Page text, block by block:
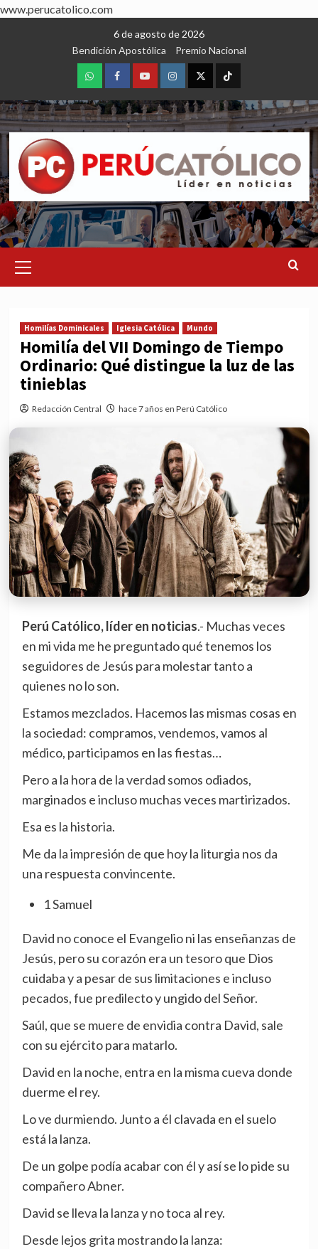
www.perucatolico.com
6 de agosto de 2026
Bendición Apostólica
Premio Nacional
WhatsAppFacebookYoutubeInstagram
X TikTok
Menu
Homilías Dominicales Iglesia Católica Mundo
Homilía del VII Domingo de Tiempo
Ordinario: Qué distingue la luz de las
tinieblas
Redacción Central hace 7 años en Perú Católico
Perú Católico, líder en noticias.- Muchas veces
en mi vida me he preguntado qué tenemos los
seguidores de Jesús para molestar tanto a
quienes no lo son.
Estamos mezclados. Hacemos las mismas cosas en
la sociedad: compramos, vendemos, vamos al
médico, participamos en las fiestas…
Pero a la hora de la verdad somos odiados,
marginados e incluso muchas veces martirizados.
Esa es la historia.
Me da la impresión de que hoy la liturgia nos da
una respuesta convincente.
1 Samuel
David no conoce el Evangelio ni las enseñanzas de
Jesús, pero su corazón era un tesoro que Dios
cuidaba y a pesar de sus limitaciones e incluso
pecados, fue predilecto y ungido del Señor.
Saúl, que se muere de envidia contra David, sale
con su ejército para matarlo.
David en la noche, entra en la misma cueva donde
duerme el rey.
Lo ve durmiendo. Junto a él clavada en el suelo
está la lanza.
De un golpe podía acabar con él y así se lo pide su
compañero Abner.
David se lleva la lanza y no toca al rey.
Desde lejos grita mostrando la lanza: